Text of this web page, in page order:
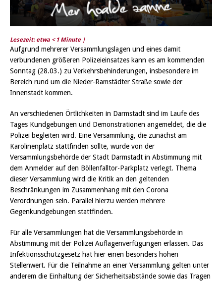
Lesezeit: etwa < 1 Minute |
Aufgrund mehrerer Versammlungslagen und eines damit
verbundenen größeren Polizeieinsatzes kann es am kommenden
Sonntag (28.03.) zu Verkehrsbehinderungen, insbesondere im
Bereich rund um die Nieder-Ramstädter Straße sowie der
Innenstadt kommen.
An verschiedenen Örtlichkeiten in Darmstadt sind im Laufe des
Tages Kundgebungen und Demonstrationen angemeldet, die die
Polizei begleiten wird. Eine Versammlung, die zunächst am
Karolinenplatz stattfinden sollte, wurde von der
Versammlungsbehörde der Stadt Darmstadt in Abstimmung mit
dem Anmelder auf den Böllenfalltor-Parkplatz verlegt. Thema
dieser Versammlung wird die Kritik an den geltenden
Beschränkungen im Zusammenhang mit den Corona
Verordnungen sein. Parallel hierzu werden mehrere
Gegenkundgebungen stattfinden.
Für alle Versammlungen hat die Versammlungsbehörde in
Abstimmung mit der Polizei Auflagenverfügungen erlassen. Das
Infektionsschutzgesetz hat hier einen besonders hohen
Stellenwert. Für die Teilnahme an einer Versammlung gelten unter
anderem die Einhaltung der Sicherheitsabstände sowie das Tragen